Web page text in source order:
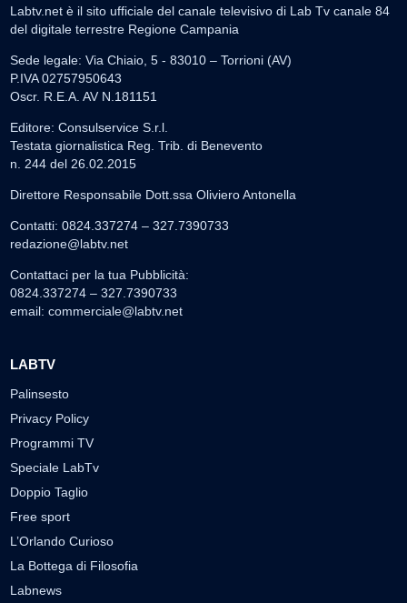
Labtv.net è il sito ufficiale del canale televisivo di Lab Tv canale 84
del digitale terrestre Regione Campania
Sede legale: Via Chiaio, 5 - 83010 – Torrioni (AV)
P.IVA 02757950643
Oscr. R.E.A. AV N.181151
Editore: Consulservice S.r.l.
Testata giornalistica Reg. Trib. di Benevento
n. 244 del 26.02.2015
Direttore Responsabile Dott.ssa Oliviero Antonella
Contatti: 0824.337274 – 327.7390733
redazione@labtv.net
Contattaci per la tua Pubblicità:
0824.337274 – 327.7390733
email: commerciale@labtv.net
LABTV
Palinsesto
Privacy Policy
Programmi TV
Speciale LabTv
Doppio Taglio
Free sport
L’Orlando Curioso
La Bottega di Filosofia
Labnews